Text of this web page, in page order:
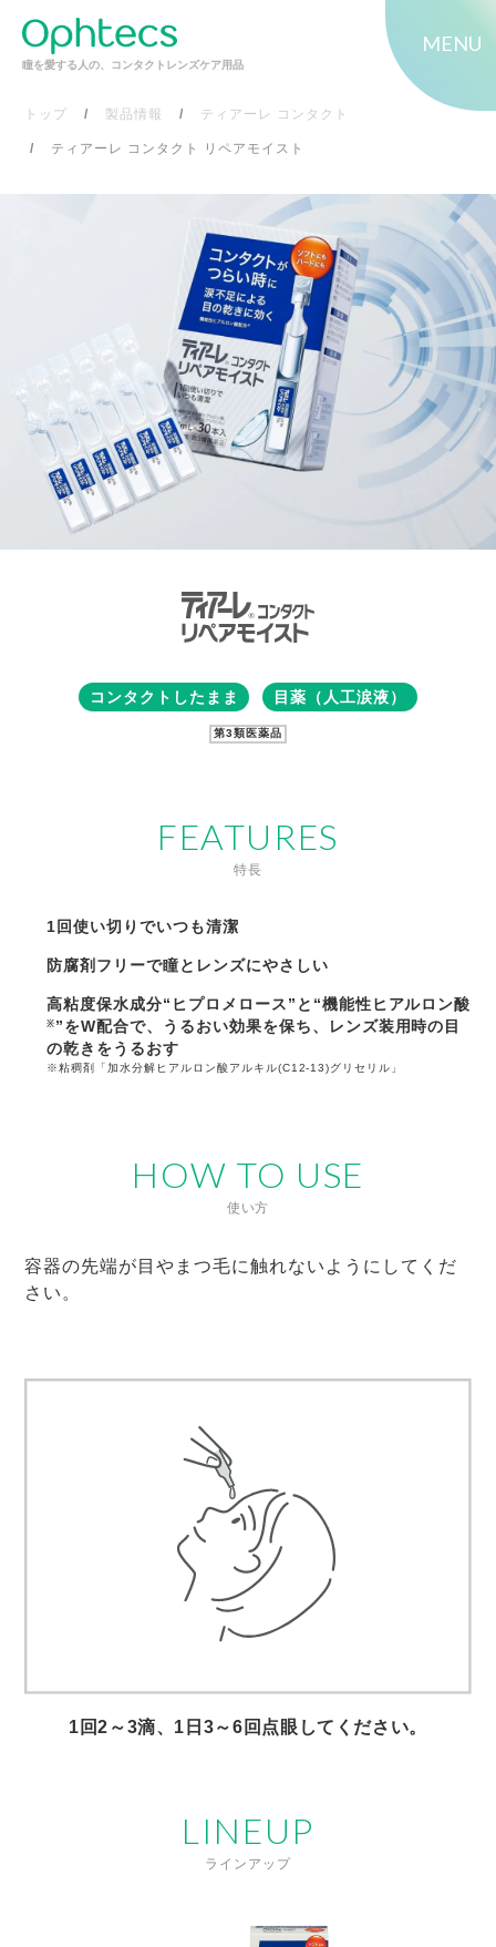
瞳を愛する人の、コンタクトレンズケア用品
MENU
トップ 製品情報 ティアーレ コンタクト
ティアーレ コンタクト リペアモイスト
コンタクトしたまま 目薬（人工涙液）
第3類医薬品
FEATURES
特長
1回使い切りでいつも清潔
防腐剤フリーで瞳とレンズにやさしい
高粘度保水成分“ヒプロメロース”と“機能性ヒアルロン酸
※ ”をW配合で、
うるおい効果を保ち、レンズ装用時の目
の乾きをうるおす
※粘稠剤「加水分解ヒアルロン酸アルキル(C12-13)グリセリル」
HOW TO USE
使い方
容器の先端が目やまつ毛に触れないようにしてくだ
さい。
1回2～3滴、1日3～6回点眼してください。
LINEUP
ラインアップ